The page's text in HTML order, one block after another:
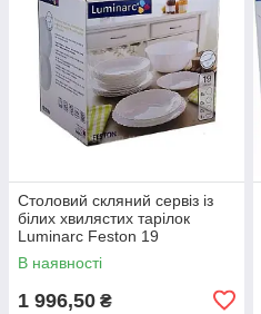
Столовий скляний сервіз із
білих хвилястих тарілок
Luminarc Feston 19
предметів (14977)
В наявності
1 996,50 ₴